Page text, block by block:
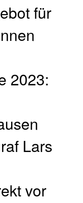
für
2023:
Lars
vor